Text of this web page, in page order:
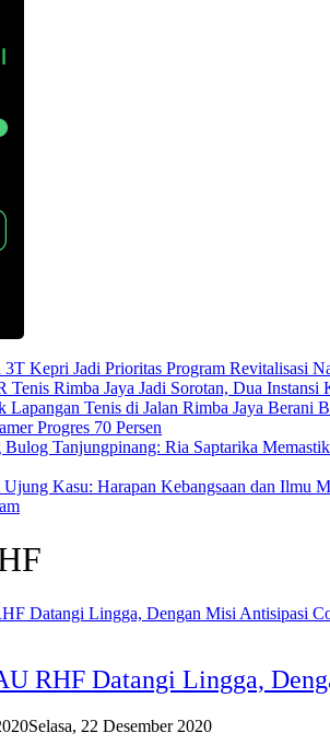
Progres 70 Persen
RHF Datangi Lingga,
Selasa, 22 Desember 2020